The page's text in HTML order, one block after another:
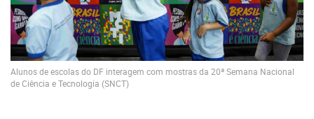
Alunos de escolas do DF interagem com mostras da 20ª Semana Nacional
de Ciência e Tecnologia (SNCT)